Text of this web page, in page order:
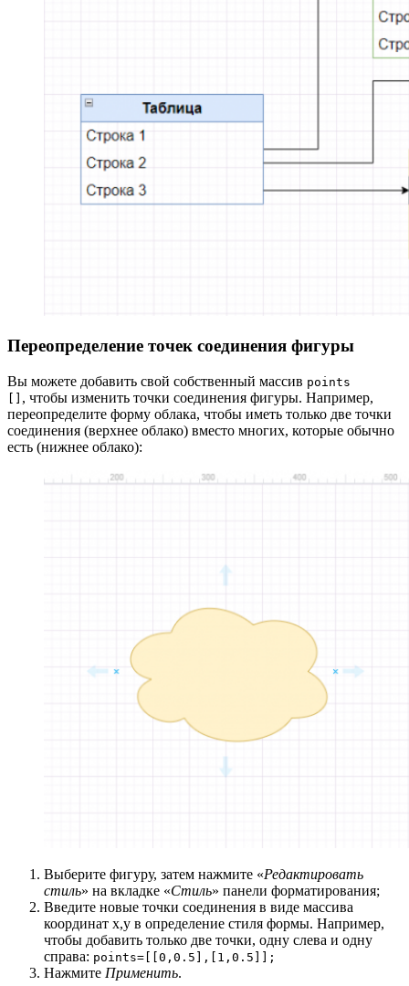
Переопределение точек соединения фигуры
Вы можете добавить свой собственный массив points
, чтобы изменить точки соединения фигуры. Например,
переопределите форму облака, чтобы иметь только две точки
соединения (верхнее облако) вместо многих, которые обычно
есть (нижнее облако):
Выберите фигуру, затем нажмите «Редактировать
стиль» на вкладке «Стиль» панели форматирования;
Введите новые точки соединения в виде массива
координат x,y в определение стиля формы. Например,
чтобы добавить только две точки, одну слева и одну
справа: points=[[0,0.5],[1,0.5]];
Нажмите Применить.